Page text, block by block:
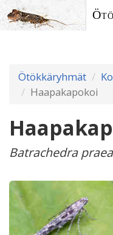
Ötökkäryhmät
Haapakapokoi
Batrachedra